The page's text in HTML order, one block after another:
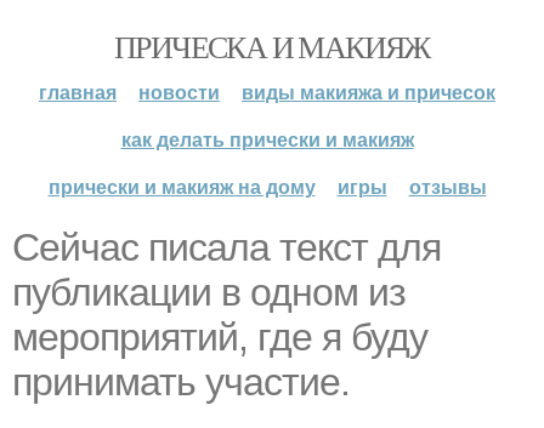
ПРИЧЕСКА И МАКИЯЖ
главная новости
виды макияжа и причесок
как делать прически и макияж
прически и макияж на дому
игры отзывы
Сейчас писала текст для
публикации в одном из
мероприятий, где я буду
принимать участие.